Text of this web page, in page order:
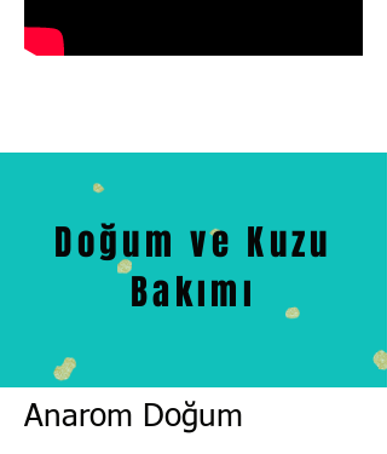
Doğum ve Kuzu
Bakımı
Anarom Doğum